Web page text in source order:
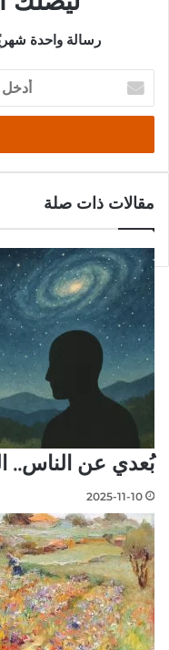
رسالة واحدة
أدخل
بريدك
الإلكتروني
مقالات ذات صلة
بُعدي عن الناس..
2025-11-10